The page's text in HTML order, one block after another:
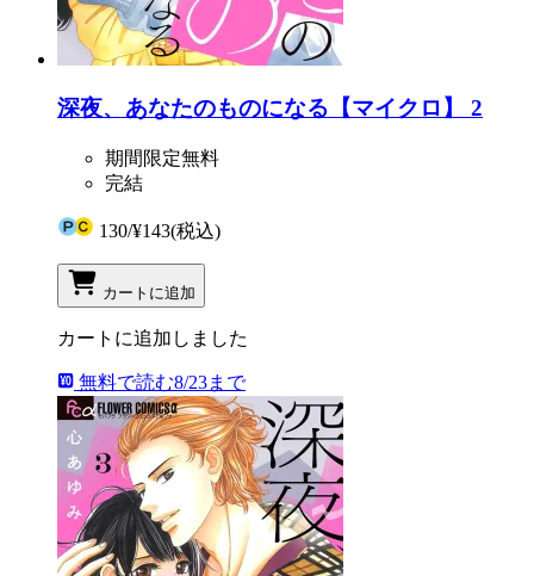
深夜、あなたのものになる【マイクロ】 2
期間限定無料
完結
130/¥143(税込)
カートに追加
カートに追加しました
無料で読む8/23まで